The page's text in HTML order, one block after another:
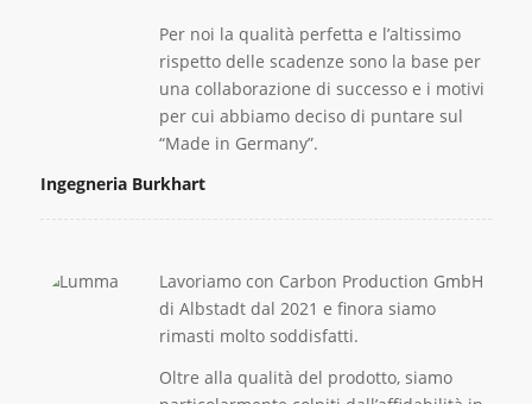
Per noi la qualità perfetta e l’altissimo
rispetto delle scadenze sono la base per
una collaborazione di successo e i motivi
per cui abbiamo deciso di puntare sul
“Made in Germany”.
Ingegneria Burkhart
Lavoriamo con Carbon Production GmbH
di Albstadt dal 2021 e finora siamo
rimasti molto soddisfatti.
Oltre alla qualità del prodotto, siamo